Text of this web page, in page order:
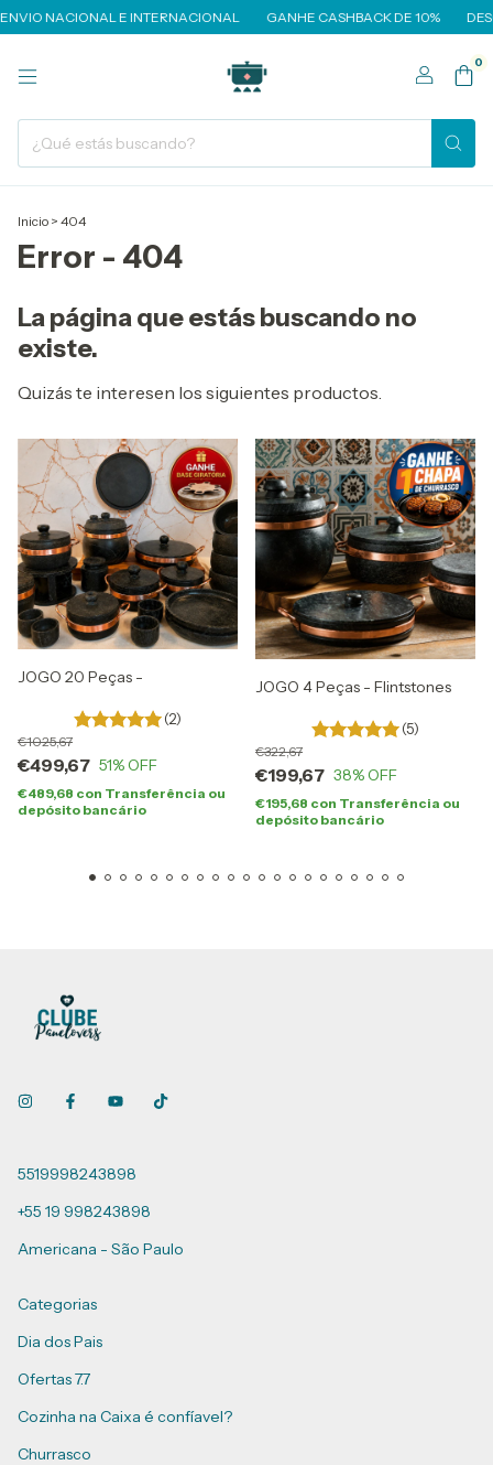
NACIONAL E INTERNACIONAL GANHE CASHBACK DE 10%
0
Inicio > 404
Error - 404
La página que estás buscando no
existe.
Quizás te interesen los siguientes productos.
JOGO 20 Peças -
(2)
499,67
1025,67
51% OFF
489,68 con Transferência ou
depósito bancário
JOGO 4 Peças - Flintstones
(5)
199,67
322,67
38% OFF
195,68 con Transferência ou
depósito bancário
5519998243898
+55 19 998243898
Americana - São Paulo
Categorias
Dia dos Pais
Ofertas 7.7
Cozinha na Caixa é confíavel?
Churrasco